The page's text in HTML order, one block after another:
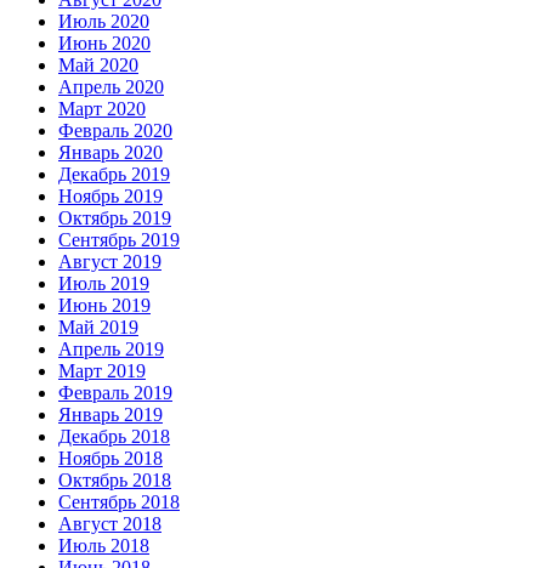
Июль 2020
Июнь 2020
Май 2020
Апрель 2020
Март 2020
Февраль 2020
Январь 2020
Декабрь 2019
Ноябрь 2019
Октябрь 2019
Сентябрь 2019
Август 2019
Июль 2019
Июнь 2019
Май 2019
Апрель 2019
Март 2019
Февраль 2019
Январь 2019
Декабрь 2018
Ноябрь 2018
Октябрь 2018
Сентябрь 2018
Август 2018
Июль 2018